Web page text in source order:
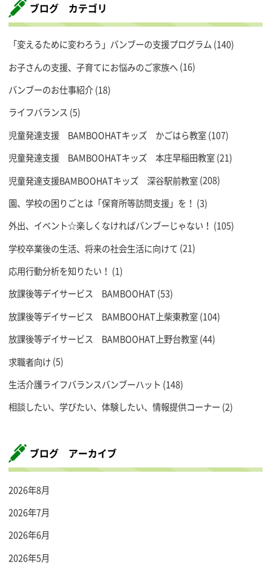
ブログ カテゴリ
「変えるために変わろう」バンブーの支援プログラム (140)
お子さんの支援、子育てにお悩みのご家族へ(16)
バンブーのお仕事紹介(18)
ライフバランス (5)
児童発達支援 BAMBOOHATキッズ かごはら教室(107)
児童発達支援 BAMBOOHATキッズ 本庄早稲田教室(21)
児童発達支援BAMBOOHATキッズ 深谷駅前教室(208)
園、学校の困りごとは「保育所等訪問支援」を！ (3)
外出、イベント☆楽しくなければバンブーじゃない！ (105)
学校卒業後の生活、将来の社会生活に向けて (21)
応用行動分析を知りたい！ (1)
放課後等デイサービス BAMBOOHAT(53)
放課後等デイサービス BAMBOOHAT上柴東教室(104)
放課後等デイサービス BAMBOOHAT上野台教室(44)
求職者向け(5)
生活介護ライフバランスバンブーハット (148)
相談したい、学びたい、体験したい、情報提供コーナー (2)
ブログ アーカイブ
2026年8月
2026年7月
2026年6月
2026年5月